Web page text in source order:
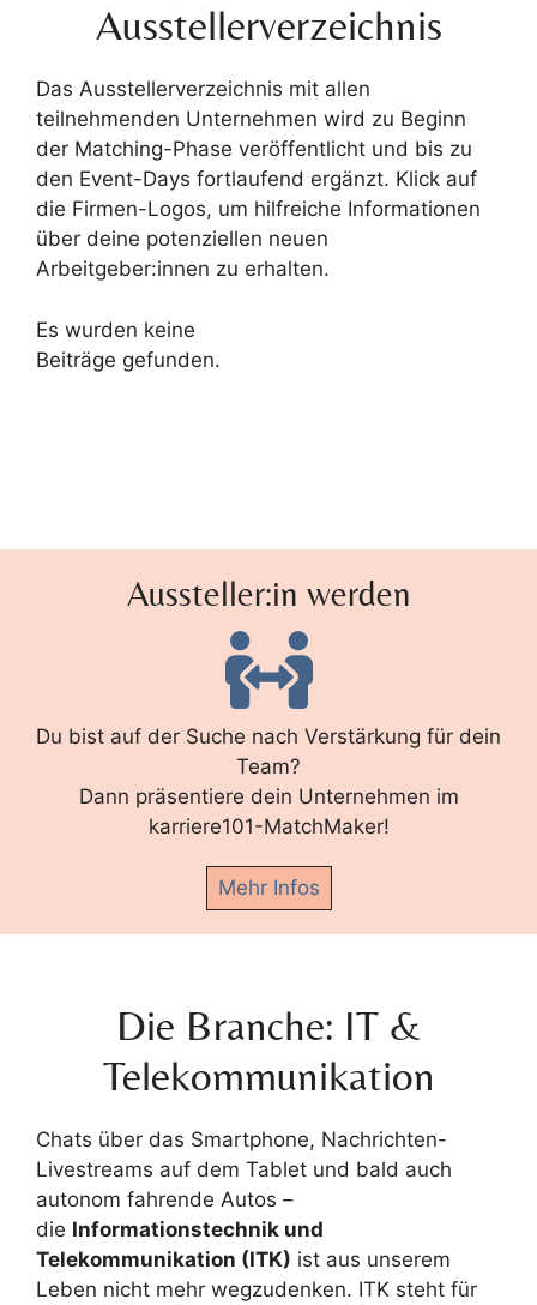
Ausstellerverzeichnis
Das Ausstellerverzeichnis mit allen
teilnehmenden Unternehmen wird zu Beginn
der Matching-Phase veröffentlicht und bis zu
den Event-Days fortlaufend ergänzt. Klick auf
die Firmen-Logos, um hilfreiche Informationen
über deine potenziellen neuen
Arbeitgeber:innen zu erhalten.
Es wurden keine
Beiträge gefunden.
Aussteller:in werden
Du bist auf der Suche nach Verstärkung für dein
Team?
Dann präsentiere dein Unternehmen im
karriere101-MatchMaker!
Mehr Infos
Die Branche: IT &
Telekommunikation
Chats über das Smartphone, Nachrichten-
Livestreams auf dem Tablet und bald auch
autonom fahrende Autos –
die Informationstechnik und
Telekommunikation (ITK) ist aus unserem
Leben nicht mehr wegzudenken. ITK steht für